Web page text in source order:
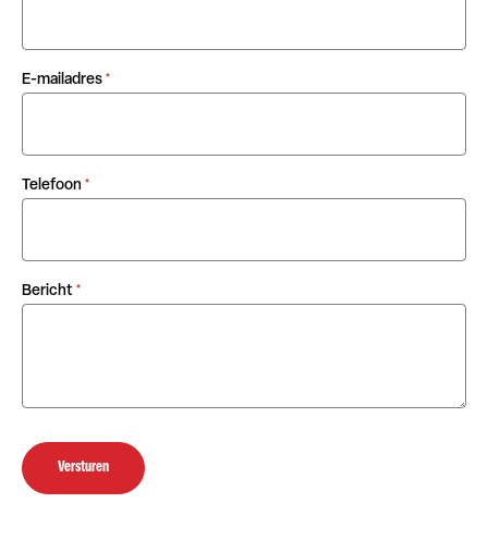
E-mailadres *
Telefoon *
Bericht *
Versturen